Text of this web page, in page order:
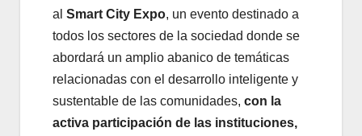
al Smart City Expo, un evento destinado a
todos los sectores de la sociedad donde se
abordará un amplio abanico de temáticas
relacionadas con el desarrollo inteligente y
sustentable de las comunidades, con la
activa participación de las instituciones,